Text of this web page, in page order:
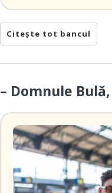
Citește tot bancul
– Domnule